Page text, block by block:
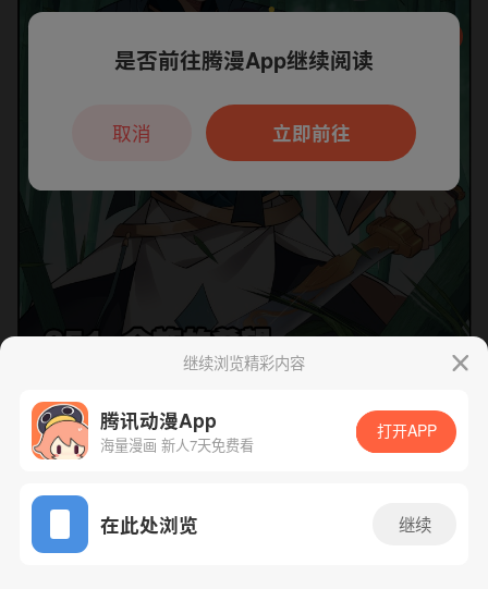
App免费看
下一话
继续浏览精彩内容
腾讯动漫App
海量漫画 新人7天免费看
打开APP
在此处浏览 继续
本章节仅支持App阅读，可打开App新用
户7天免费看
是否前往腾漫App继续阅读
立即前往
取消